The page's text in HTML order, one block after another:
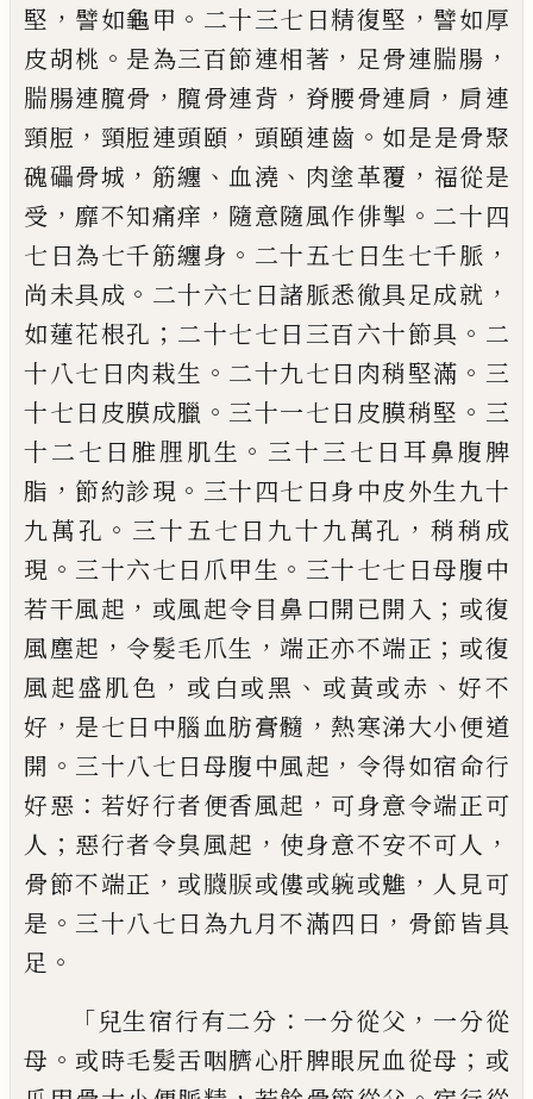
堅 ， 譬如龜甲 。 二十三七日精復堅 ， 譬如厚
皮胡桃 。 是為三百節連相著 ， 足骨連腨腸 ，
腨腸連臗骨 ， 臗骨連背 ， 脊腰骨連肩 ， 肩連
頸脰 ， 頸脰連頭頤 ， 頭頤連齒 。 如是是骨聚
磈礧骨城 ， 筋纏 、血澆 、 肉塗革覆 ， 福從是
受 ， 靡不知痛痒 ， 隨意隨風作俳掣 。 二十四
七日為七千筋纏身 。 二十五七日生七千脈 ，
尚未具成 。 二十六七日諸脈悉徹具足成就 ，
如蓮花根孔 ； 二十七七日 三百六十節具 。 二
十八七日肉栽生 。 二十九七日肉稍堅滿 。 三
十七日皮膜成臘 。 三十一七日皮膜稍堅 。 三
十二七日 脽䤚肌生 。 三十三七日耳鼻腹脾
脂 ， 節約診現 。 三十四七日身中皮外生九十
九萬孔 。 三十五七 日 九十九萬孔 ， 稍稍成
現 。 三十六七日爪甲生 。 三十七七日母腹中
若干風起 ， 或風起令目鼻口開已開入 ； 或復
風塵起 ，令髮毛爪生 ， 端正亦不端正 ； 或復
風起盛肌色 ， 或白或黑 、 或黃或赤 、 好不
好 ， 是七日中腦血肪膏髓 ， 熱寒涕大小便道
開 。 三十八七日母腹中風起 ， 令得如宿命行
好惡 ： 若好行者便香風起 ， 可身意令端正可
人 ； 惡行者令臭風起 ， 使身意不安不可人 ，
骨節不端正 ， 或𮍆𦜏或僂或𨉝或魋 ， 人見可
是 。 三十八七日為九月不滿四日 ， 骨節皆具
足 。
「兒生宿行有二分 ： 一分從父 ， 一分從
母 。 或時毛髮舌咽臍心肝脾眼尻血從母 ； 或